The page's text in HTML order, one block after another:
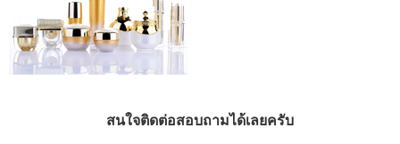
สนใจติดต่อสอบถามได้เลยครับ